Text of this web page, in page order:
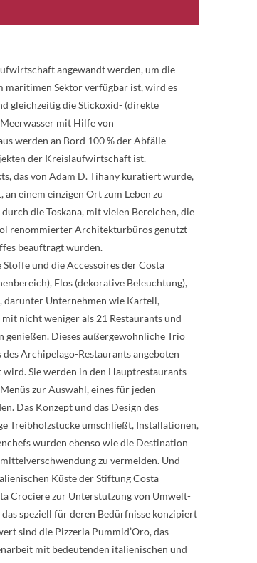
angewandt werden, um die
maritimen Sektor verfügbar ist, wird es
gleichzeitig die Stickoxid- (direkte
mit Hilfe von
werden an Bord 100 % der Abfälle
der Kreislaufwirtschaft ist.
das von Adam D. Tihany kuratiert wurde,
einem einzigen Ort zum Leben zu
die Toskana, mit vielen Bereichen, die
renommierter Architekturbüros genutzt –
beauftragt wurden.
und die Accessoires der Costa
Flos (dekorative Beleuchtung),
darunter Unternehmen wie Kartell,
nicht weniger als 21 Restaurants und
genießen. Dieses außergewöhnliche Trio
Archipelago-Restaurants angeboten
Sie werden in den Hauptrestaurants
zur Auswahl, eines für jeden
Das Konzept und das Design des
Treibholzstücke umschließt, Installationen,
wurden ebenso wie die Destination
zu vermeiden. Und
Küste der Stiftung Costa
Crociere zur Unterstützung von Umwelt-
speziell für deren Bedürfnisse konzipiert
sind die Pizzeria Pummid’Oro, das
mit bedeutenden italienischen und